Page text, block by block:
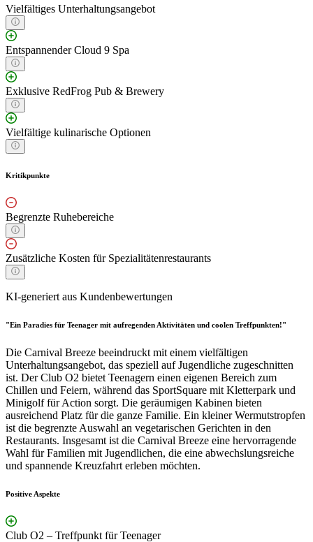
Vielfältiges Unterhaltungsangebot
Entspannender Cloud 9 Spa
Exklusive RedFrog Pub & Brewery
Vielfältige kulinarische Optionen
Kritikpunkte
Begrenzte Ruhebereiche
Zusätzliche Kosten für Spezialitätenrestaurants
KI-generiert aus Kundenbewertungen
"Ein Paradies für Teenager mit aufregenden Aktivitäten und coolen Treffpunkten!"
Die Carnival Breeze beeindruckt mit einem vielfältigen
Unterhaltungsangebot, das speziell auf Jugendliche zugeschnitten
ist. Der Club O2 bietet Teenagern einen eigenen Bereich zum
Chillen und Feiern, während das SportSquare mit Kletterpark und
Minigolf für Action sorgt. Die geräumigen Kabinen bieten
ausreichend Platz für die ganze Familie. Ein kleiner Wermutstropfen
ist die begrenzte Auswahl an vegetarischen Gerichten in den
Restaurants. Insgesamt ist die Carnival Breeze eine hervorragende
Wahl für Familien mit Jugendlichen, die eine abwechslungsreiche
und spannende Kreuzfahrt erleben möchten.
Positive Aspekte
Club O2 – Treffpunkt für Teenager